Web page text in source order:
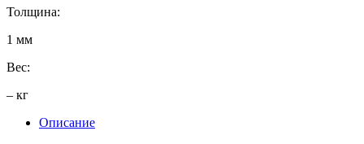
Толщина:
1 мм
Вес:
– кг
Описание